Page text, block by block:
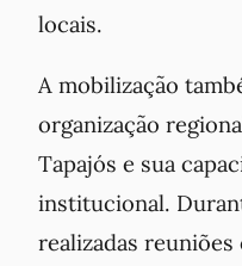
locais.
A mobilização
organização
Tapajós e sua
institucional.
realizadas